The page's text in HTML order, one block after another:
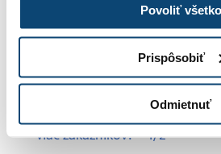
Povoliť všetko
Prispôsobiť
Odmietnuť
Ako skrotiť web a sociálne siete
Ako zviditeľniť web o ktorom
Ako zviditeľniť web o ktorom
Publikovanie zaujímavého
viac zákazníkov? – 1/2